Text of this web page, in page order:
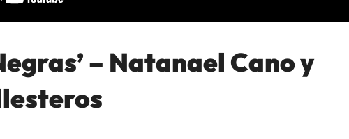
– Natanael Cano y